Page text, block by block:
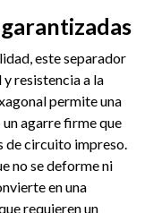
este separador
resistencia a la
permite una
agarre firme que
de circuito impreso.
no se deforme ni
en una
requieren un